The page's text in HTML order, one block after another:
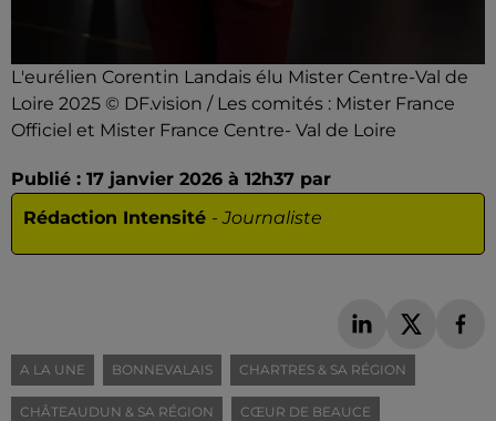
L'eurélien Corentin Landais élu Mister Centre-Val de
Loire 2025 © DF.vision / Les comités : Mister France
Officiel et Mister France Centre- Val de Loire
Publié : 17 janvier 2026 à 12h37 par
Rédaction Intensité -Journaliste
A LA UNE BONNEVALAIS CHARTRES & SA RÉGION
CHÂTEAUDUN & SA RÉGION CŒUR DE BEAUCE